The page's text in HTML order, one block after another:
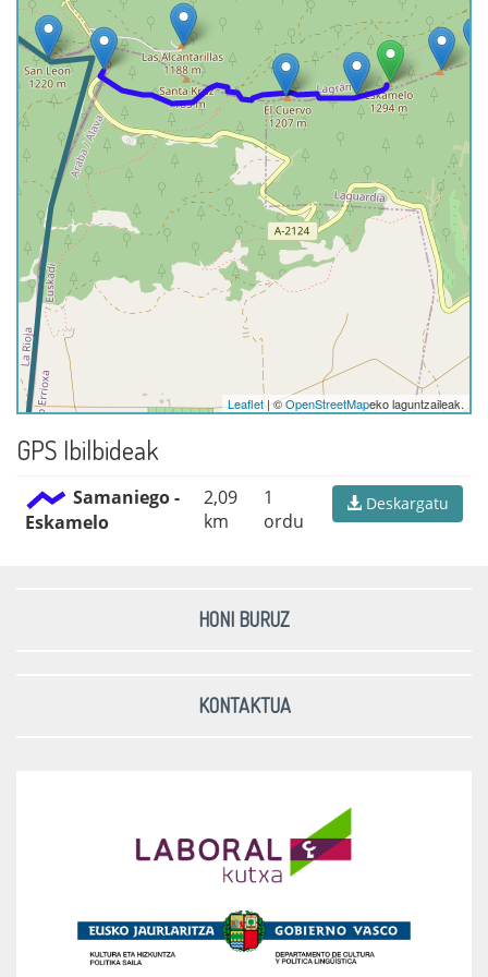
Leaflet| ©OpenStreetMapeko laguntzaileak.
GPS Ibilbideak
Samaniego -
Eskamelo
2,09
km
1
ordu
Deskargatu
HONI BURUZ
KONTAKTUA